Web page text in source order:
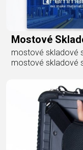
Mostové
mostové skladové
mostové skladové